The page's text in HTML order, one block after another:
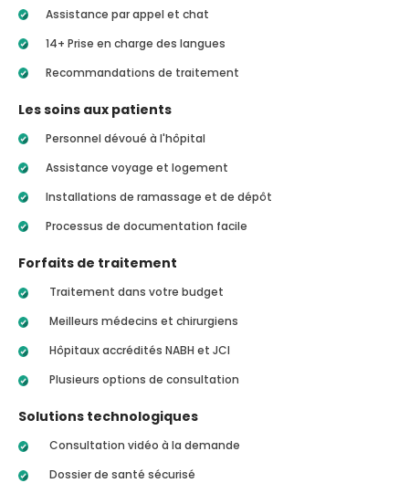
Assistance par appel et chat
14+ Prise en charge des langues
Recommandations de traitement
Les soins aux patients
Personnel dévoué à l'hôpital
Assistance voyage et logement
Installations de ramassage et de dépôt
Processus de documentation facile
Forfaits de traitement
Traitement dans votre budget
Meilleurs médecins et chirurgiens
Hôpitaux accrédités NABH et JCI
Plusieurs options de consultation
Solutions technologiques
Consultation vidéo à la demande
Dossier de santé sécurisé